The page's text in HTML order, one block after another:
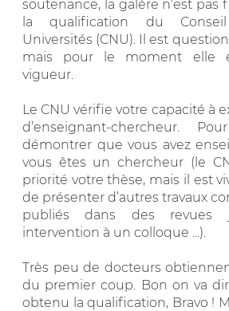
soutenance, la galère n’est pas
la qualification du
Universités (CNU). Il est
mais pour le moment elle
vigueur.
Le CNU vérifie votre capacité à
d’enseignant-chercheur.
démontrer que vous avez
vous êtes un chercheur (le
priorité votre thèse, mais il est
de présenter d’autres travaux
publiés dans des revues
intervention à un colloque ...).
Très peu de docteurs
du premier coup. Bon on va
obtenu la qualification, Bravo !